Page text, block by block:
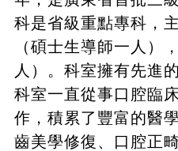
科是省級重點專科，
（碩士生導師一人）
人）。科室擁有先進
科室一直從事口腔臨
作，積累了豐富的醫
齒美學修復、口腔正